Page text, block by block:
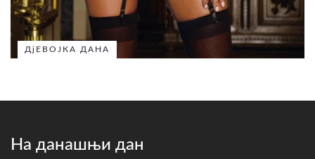
ДјЕВОЈКА ДАНА
На данашњи дан